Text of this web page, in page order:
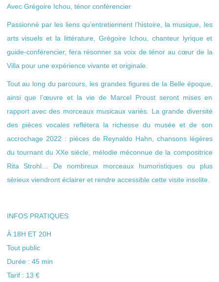
Avec Grégoire Ichou, ténor conférencier
Passionné par les liens qu’entretiennent l’histoire, la musique, les
arts visuels et la littérature, Grégoire Ichou, chanteur lyrique et
guide-conférencier, fera résonner sa voix de ténor au cœur de la
Villa pour une expérience vivante et originale.
Tout au long du parcours, les grandes figures de la Belle époque,
ainsi que l’œuvre et la vie de Marcel Proust seront mises en
rapport avec des morceaux musicaux variés. La grande diversité
des pièces vocales reflétera la richesse du musée et de son
accrochage 2022 : pièces de Reynaldo Hahn, chansons légères
du tournant du XXe siècle, mélodie méconnue de la compositrice
Rita Strohl… De nombreux morceaux humoristiques ou plus
sérieux viendront éclairer et rendre accessible cette visite insolite.
INFOS PRATIQUES
À 18H ET 20H
Tout public
Durée : 45 min
Tarif : 13 €